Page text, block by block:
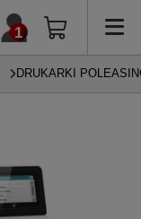
DRUKARKI